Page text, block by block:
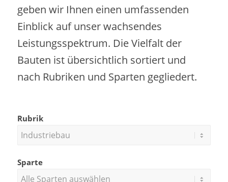
geben wir Ihnen einen umfassenden
Einblick auf unser wachsendes
Leistungsspektrum. Die Vielfalt der
Bauten ist übersichtlich sortiert und
nach Rubriken und Sparten gegliedert.
Rubrik
Sparte